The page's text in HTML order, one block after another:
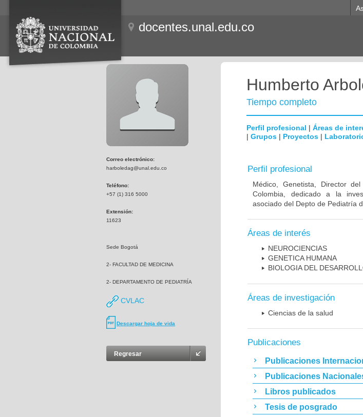
docentes.unal.edu.co
Correo electrónico:
harboledag@unal.edu.co
Teléfono:
+57 (1) 316 5000
Extensión:
11623
Sede Bogotá
2- FACULTAD DE MEDICINA
2- DEPARTAMENTO DE PEDIATRÍA
CVLAC
Descargar hoja de vida
Regresar
Humberto
Tiempo completo
Perfil profesional | Áreas de
| Grupos | Proyectos |
Perfil profesional
Médico, Genetista, Director
Colombia, dedicado a la
asociado del Depto de Pediatría
Áreas de interés
NEUROCIENCIAS
GENETICA HUMANA
BIOLOGIA DEL
Áreas de investigación
Ciencias de la salud
Publicaciones
Publicaciones
Publicaciones
Libros publicados
Tesis de posgrado